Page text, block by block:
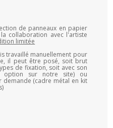
de panneaux en papier
collaboration avec l'artiste
limitée
travaillé manuellement pour
il peut être posé, soit brut
de fixation, soit avec son
option sur notre site) ou
demande (cadre métal en kit